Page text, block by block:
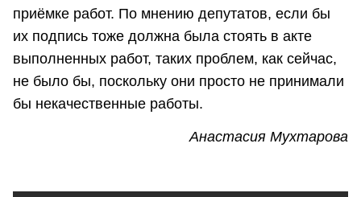
приёмке работ. По мнению депутатов, если бы
их подпись тоже должна была стоять в акте
выполненных работ, таких проблем, как сейчас,
не было бы, поскольку они просто не принимали
бы некачественные работы.
Анастасия Мухтарова